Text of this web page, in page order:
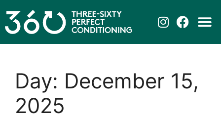
Day: December 15,
2025